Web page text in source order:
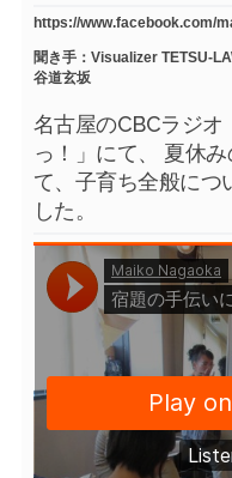
https://www.facebook.com/
聞き手：Visualizer TETSU-
谷道玄坂
名古屋のCBCラジオ
っ！」にて、 夏休
て、子育ち全般につ
した。